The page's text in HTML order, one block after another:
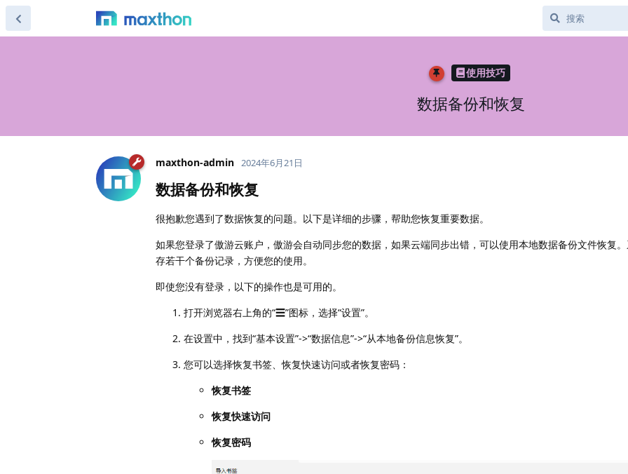
使用技巧
数据备份和恢复
maxthon-admin 2024年6月21日
数据备份和恢复
很抱歉您遇到了数据恢复的问题。以下是详细的步骤，帮助您恢复重要数据。
如果您登录了傲游云账户，傲游会自动同步您的数据，如果云端同步出错，可以使用本地数据备份文件恢复
存若干个备份记录，方便您的使用。
即使您没有登录，以下的操作也是可用的。
打开浏览器右上角的“☰”图标，选择“设置”。
在设置中，找到“基本设置”->“数据信息”->“从本地备份信息恢复”。
您可以选择恢复书签、恢复快速访问或者恢复密码：
恢复书签
恢复快速访问
恢复密码